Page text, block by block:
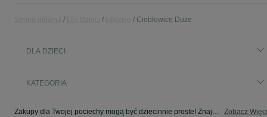
Ciebłowice Duże
DLA DZIECI
KATEGORIA
Zakupy dla Twojej pociechy mogą być dziecinnie proste! Znajdź to, czego potrzebujesz w kategorii Dla Dzieci na OLX - Ciebłowice Duże i okolice! Zobacz